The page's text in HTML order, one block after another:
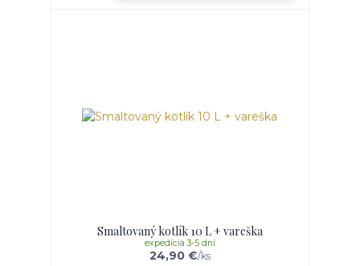
Smaltovaný kotlík 10 L + vareška
24,90 €/ks
expedícia 3-5 dní